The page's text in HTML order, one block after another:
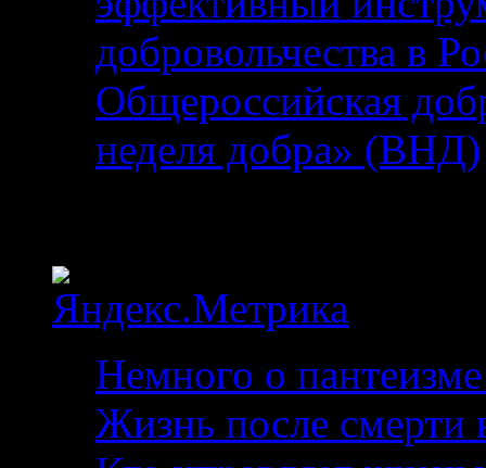
добровольчества в
Общероссийская
неделя добра» (ВНД)
Немного о
Жизнь после смерти